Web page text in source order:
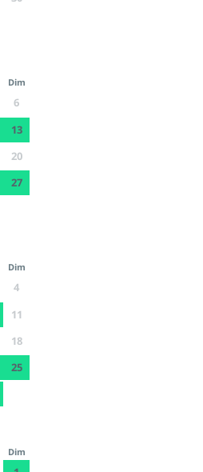
Dim
6
13
20
27
Dim
4
11
18
25
Dim